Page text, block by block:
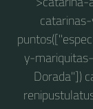
y-
Dorada"])